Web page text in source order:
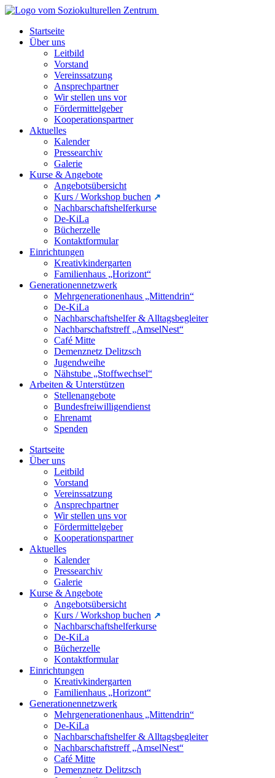
Startseite
Über uns
Leitbild
Vorstand
Vereinssatzung
Ansprechpartner
Wir stellen uns vor
Fördermittelgeber
Kooperationspartner
Aktuelles
Kalender
Pressearchiv
Galerie
Kurse & Angebote
Angebotsübersicht
Kurs / Workshop buchen
Nachbarschaftshelferkurse
De-KiLa
Bücherzelle
Kontaktformular
Einrichtungen
Kreativkindergarten
Familienhaus „Horizont“
Generationennetzwerk
Mehrgenerationenhaus „Mittendrin“
De-KiLa
Nachbarschaftshelfer & Alltagsbegleiter
Nachbarschaftstreff „AmselNest“
Café Mitte
Demenznetz Delitzsch
Jugendweihe
Nähstube „Stoffwechsel“
Arbeiten & Unterstützen
Stellenangebote
Bundesfreiwilligendienst
Ehrenamt
Spenden
Startseite
Über uns
Leitbild
Vorstand
Vereinssatzung
Ansprechpartner
Wir stellen uns vor
Fördermittelgeber
Kooperationspartner
Aktuelles
Kalender
Pressearchiv
Galerie
Kurse & Angebote
Angebotsübersicht
Kurs / Workshop buchen
Nachbarschaftshelferkurse
De-KiLa
Bücherzelle
Kontaktformular
Einrichtungen
Kreativkindergarten
Familienhaus „Horizont“
Generationennetzwerk
Mehrgenerationenhaus „Mittendrin“
De-KiLa
Nachbarschaftshelfer & Alltagsbegleiter
Nachbarschaftstreff „AmselNest“
Café Mitte
Demenznetz Delitzsch